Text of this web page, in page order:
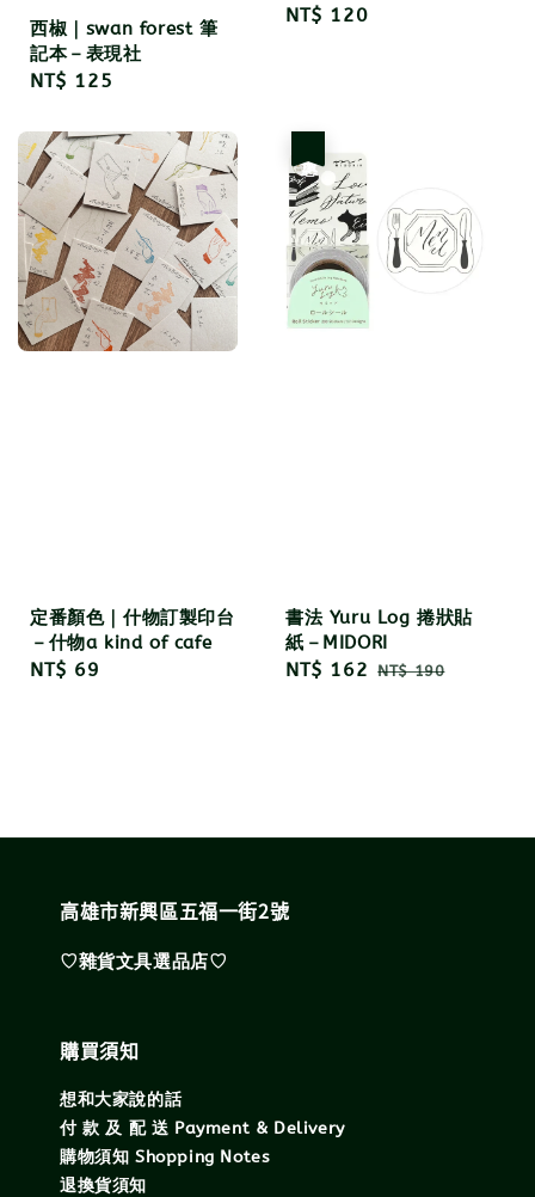
西椒｜swan forest 筆
記本－表現社
Regular
NT$ 125
Regular
NT$ 120
定番顏色｜什物訂製印台
－什物a kind of cafe
Regular
NT$ 69
書法 Yuru Log 捲狀貼
紙－MIDORI
Sale
NT$ 162 Regular
NT$ 190
高雄市新興區五福一街2號
♡雜貨文具選品店♡
購買須知
想和大家說的話
付 款 及 配 送 Payment & Delivery
購物須知 Shopping Notes
退換貨須知